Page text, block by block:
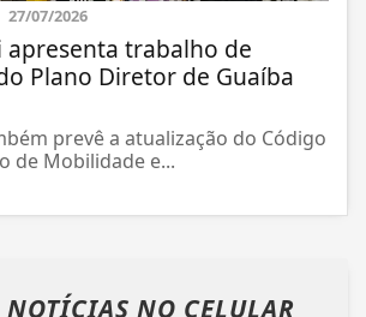
27/07/2026
apresenta trabalho de
Plano Diretor de Guaíba
prevê a atualização do Código
de Mobilidade e...
NOTÍCIAS NO CELULAR